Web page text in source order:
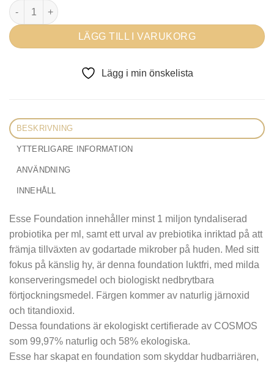
Foundation mängd
LÄGG TILL I VARUKORG
Lägg i min önskelista
BESKRIVNING
YTTERLIGARE INFORMATION
ANVÄNDNING
INNEHÅLL
Esse Foundation innehåller minst 1 miljon tyndaliserad
probiotika per ml, samt ett urval av prebiotika inriktad på att
främja tillväxten av godartade mikrober på huden. Med sitt
fokus på känslig hy, är denna foundation luktfri, med milda
konserveringsmedel och biologiskt nedbrytbara
förtjockningsmedel. Färgen kommer av naturlig järnoxid
och titandioxid.
Dessa foundations är ekologiskt certifierade av COSMOS
som 99,97% naturlig och 58% ekologiska.
Esse har skapat en foundation som skyddar hudbarriären,